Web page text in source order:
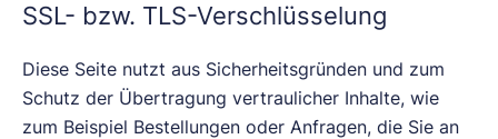
SSL- bzw. TLS-Verschlüsselung
Diese Seite nutzt aus Sicherheitsgründen und zum
Schutz der Übertragung vertraulicher Inhalte, wie
zum Beispiel Bestellungen oder Anfragen, die Sie an